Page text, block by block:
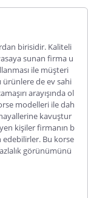
birisidir. Kaliteli
sunan firma u
ile müşteri
de ev sahi
arayışında ol
modelleri ile dah
kavuştur
kişiler firmanın b
edebilirler. Bu korse
görünümünü